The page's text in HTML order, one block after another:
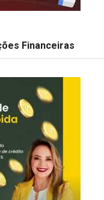
Financeiras